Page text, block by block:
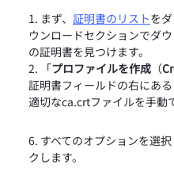
まず、 証明書のリストを
ウンロードセクションでダ
の証明書を見つけます。
「プロファイルを作成 （
証明書フィールドの右にあ
適切なca.crtファイルを手動
すべてのオプションを選
クします。